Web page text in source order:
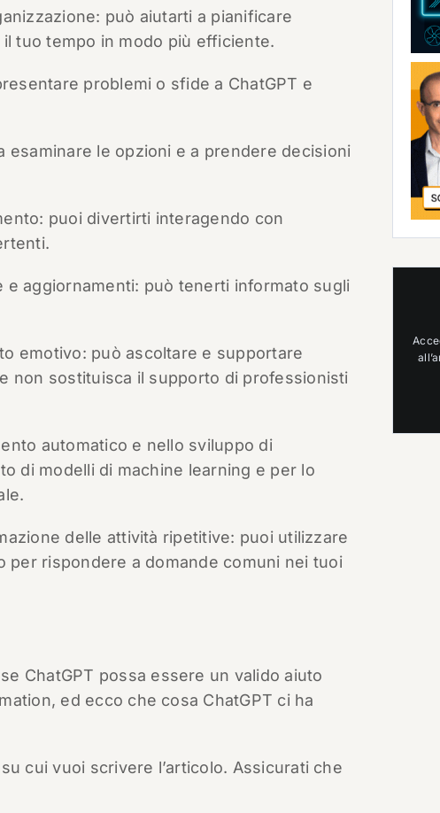
può aiutarti a pianificare
tuo tempo in modo più efficiente.
problemi o sfide a ChatGPT e
esaminare le opzioni e a prendere decisioni
puoi divertirti interagendo con
e aggiornamenti: può tenerti informato sugli
emotivo: può ascoltare e supportare
non sostituisca il supporto di professionisti
automatico e nello sviluppo di
di modelli di machine learning e per lo
delle attività ripetitive: puoi utilizzare
per rispondere a domande comuni nei tuoi
ChatGPT possa essere un valido aiuto
ed ecco che cosa ChatGPT ci ha
cui vuoi scrivere l’articolo. Assicurati che